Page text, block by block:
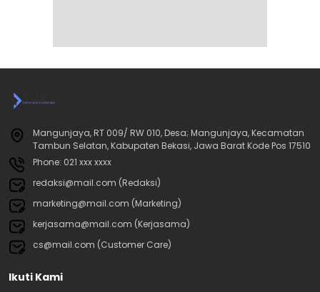
Mangunjaya, RT 009/ RW 010, Desa; Mangunjaya, Kecamatan
Tambun Selatan, Kabupaten Bekasi, Jawa Barat Kode Pos 17510
Phone: 021 xxx xxxx
redaksi@mail.com (Redaksi)
marketing@mail.com (Marketing)
kerjasama@mail.com (Kerjasama)
cs@mail.com (Customer Care)
Ikuti Kami